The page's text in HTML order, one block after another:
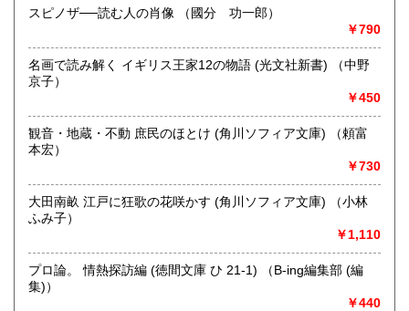
スピノザ──読む人の肖像 （國分 功一郎）
￥790
名画で読み解く イギリス王家12の物語 (光文社新書) （中野
京子）
￥450
観音・地蔵・不動 庶民のほとけ (角川ソフィア文庫) （頼富
本宏）
￥730
大田南畝 江戸に狂歌の花咲かす (角川ソフィア文庫) （小林
ふみ子）
￥1,110
プロ論。 情熱探訪編 (徳間文庫 ひ 21-1) （B-ing編集部 (編
集)）
￥440